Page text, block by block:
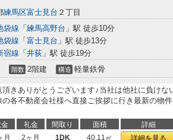
練馬区富士見台 ２丁目
袋線 「 練馬高野台 」駅 徒歩10分
袋線 「 富士見台 」駅 徒歩13分
宿線 「 井荻 」駅 徒歩19分
階数 2階建 構造 軽量鉄骨
頂きありがとうございます♪当社は他社に負けな
各不動産会社様へ直接ご挨拶に行き最新の物
礼金 間取り 面積 詳細
月 2ヶ月 1DK 40.11㎡ 詳細を見る